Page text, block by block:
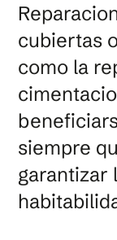
cubiertas
como la
siempre
garantizar